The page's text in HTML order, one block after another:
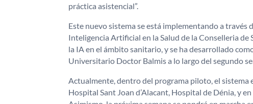
práctica asistencial”.
Este nuevo sistema se está implementando a
Inteligencia Artificial en la Salud de la Conselleria
la IA en el ámbito sanitario, y se ha desarrollado
Universitario Doctor Balmis a lo largo del segundo
Actualmente, dentro del programa piloto, el
Hospital Sant Joan d’Alacant, Hospital de Dénia, y